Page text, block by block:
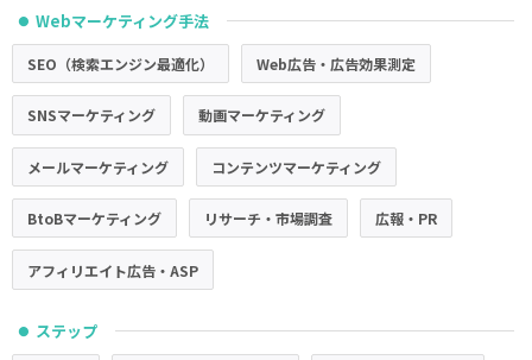
● Webマーケティング手法
SEO（検索エンジン最適化） Web広告・広告効果測定
SNSマーケティング 動画マーケティング
メールマーケティング コンテンツマーケティング
BtoBマーケティング リサーチ・市場調査 広報・PR
アフィリエイト広告・ASP
● ステップ